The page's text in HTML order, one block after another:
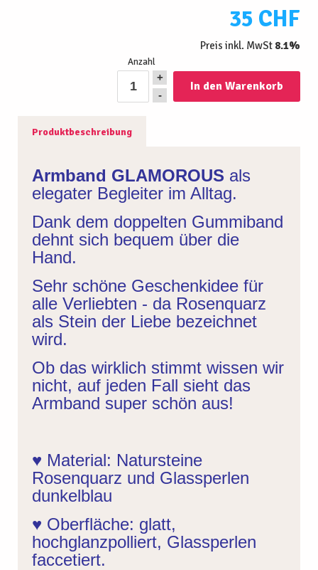
35 CHF
Preis inkl. MwSt 8.1%
Anzahl
+
-
Produktbeschreibung
Armband GLAMOROUS als
elegater Begleiter im Alltag.
Dank dem doppelten Gummiband
dehnt sich bequem über die
Hand.
Sehr schöne Geschenkidee für
alle Verliebten - da Rosenquarz
als Stein der Liebe bezeichnet
wird.
Ob das wirklich stimmt wissen wir
nicht, auf jeden Fall sieht das
Armband super schön aus!
♥ Material: Natursteine
Rosenquarz und Glassperlen
dunkelblau
♥ Oberfläche: glatt,
hochglanzpolliert, Glassperlen
faccetiert.